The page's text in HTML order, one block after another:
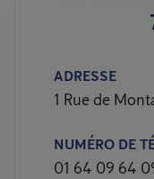
ADRESSE
1 Rue de
NUMÉRO DE
01 64 09 64